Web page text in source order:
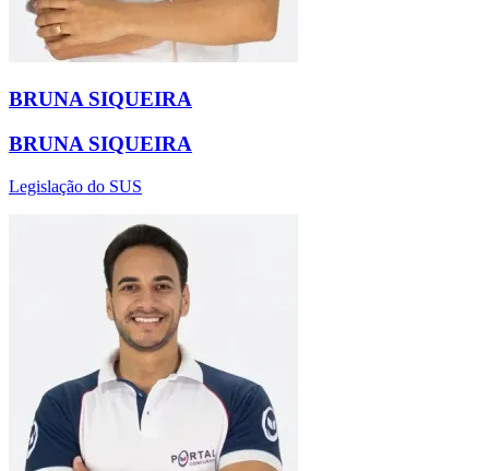
BRUNA SIQUEIRA
BRUNA SIQUEIRA
Legislação do SUS